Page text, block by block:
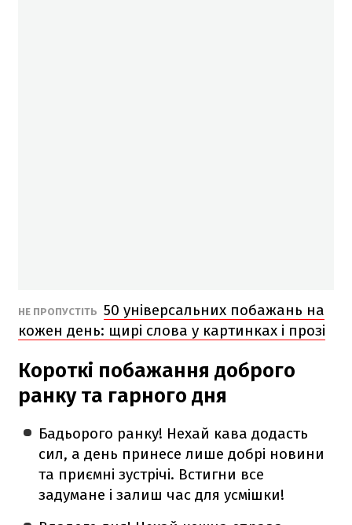
НЕ ПРОПУСТІТЬ 50 універсальних побажань на
кожен день: щирі слова у картинках і прозі
Короткі побажання доброго
ранку та гарного дня
Бадьорого ранку! Нехай кава додасть
сил, а день принесе лише добрі новини
та приємні зустрічі. Встигни все
задумане і залиш час для усмішки!